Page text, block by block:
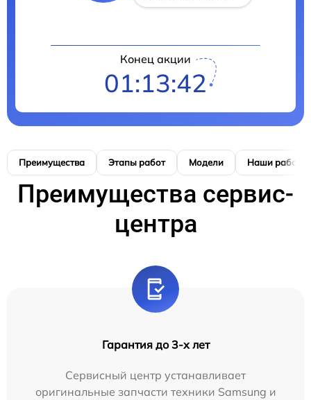
Конец акции
01:13:41
Преимущества Этапы работ Модели Наши работы
Преимущества сервис-
центра
Гарантия до 3-х лет
Сервисный центр устанавливает
оригинальные запчасти техники Samsung и